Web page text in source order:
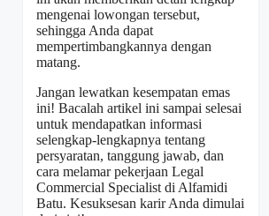
mengenai lowongan tersebut,
sehingga Anda dapat
mempertimbangkannya dengan
matang.
Jangan lewatkan kesempatan emas
ini! Bacalah artikel ini sampai selesai
untuk mendapatkan informasi
selengkap-lengkapnya tentang
persyaratan, tanggung jawab, dan
cara melamar pekerjaan Legal
Commercial Specialist di Alfamidi
Batu. Kesuksesan karir Anda dimulai